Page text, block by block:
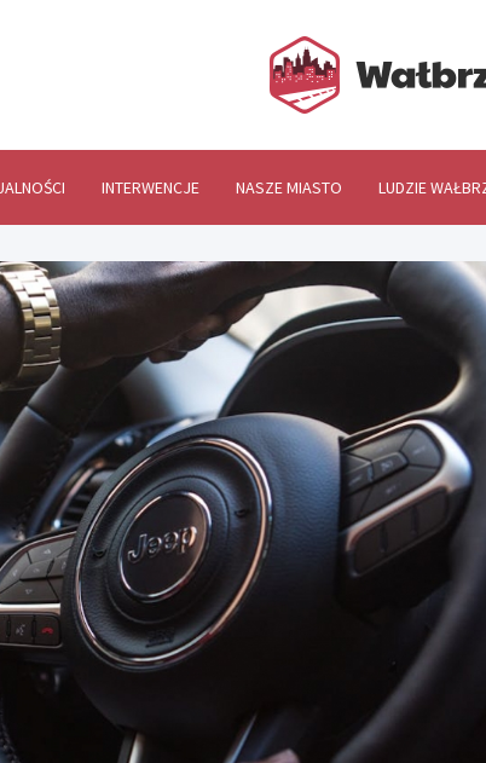
INTERWENCJE NASZE MIASTO LUDZIE